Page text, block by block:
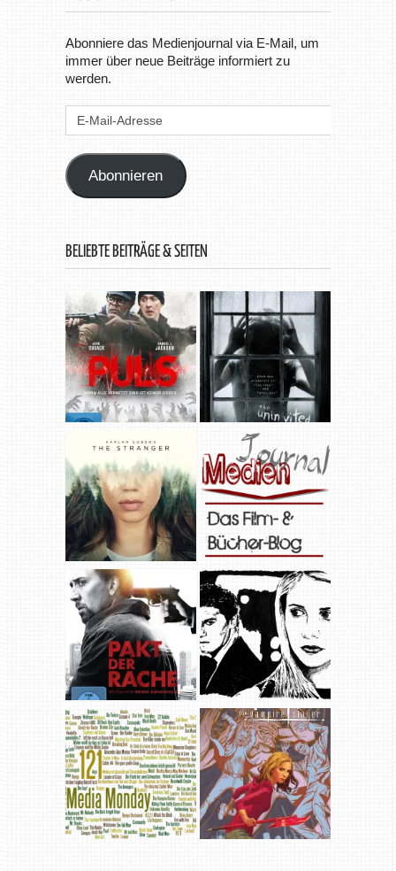
Abonniere das Medienjournal via E-Mail, um
immer über neue Beiträge informiert zu
werden.
Abonnieren
BELIEBTE BEITRÄGE & SEITEN